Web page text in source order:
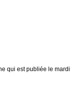
qui est publiée le mardi